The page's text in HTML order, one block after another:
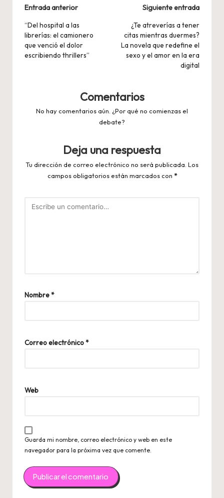
Navegación
de
entradas
Entrada anterior
“Del hospital a las
librerías: el camionero
que venció el dolor
escribiendo thrillers”
Siguiente entrada
¿Te atreverías a tener
citas mientras duermes?
La novela que redefine el
sexo y el amor en la era
digital
Comentarios
No hay comentarios aún. ¿Por qué no comienzas el
debate?
Deja una respuesta
Tu dirección de correo electrónico no será publicada. Los
campos obligatorios están marcados con *
Nombre*
Correo electrónico*
Web
Guarda mi nombre, correo electrónico y web en este
navegador para la próxima vez que comente.